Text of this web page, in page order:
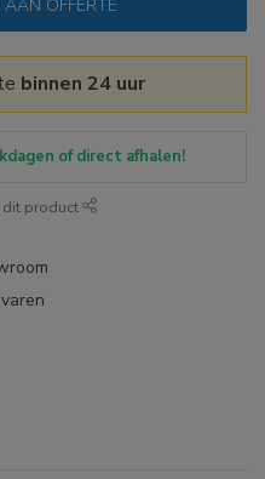
OFFERTE
binnen 24 uur
of direct afhalen!
dit product